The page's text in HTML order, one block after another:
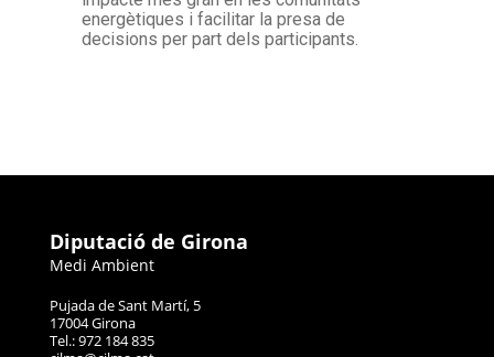
energètiques i facilitar la presa de
decisions per part dels participants.
Diputació de Girona
Medi Ambient
Pujada de Sant Martí, 5
17004 Girona
Tel.: 972 184 835